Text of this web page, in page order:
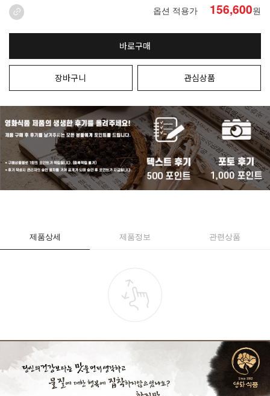
옵션 적용가 156,600원
바로구매
장바구니 관심상품
제품상세 제품정보 관련상품